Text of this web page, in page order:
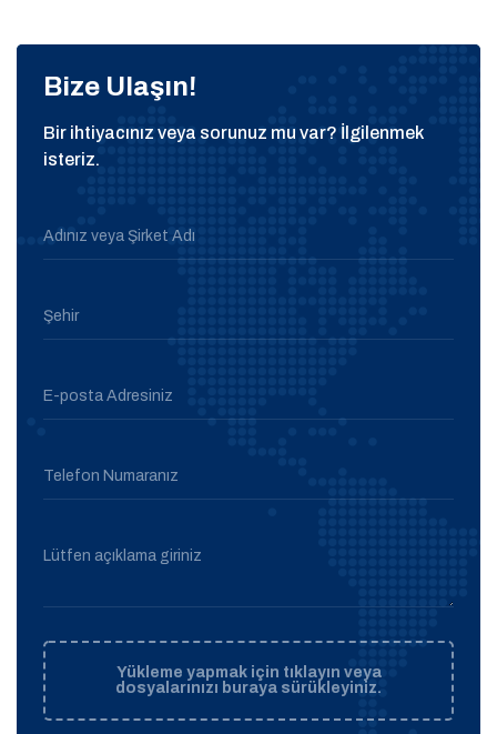
Bize Ulaşın!
Bir ihtiyacınız veya sorunuz mu var? İlgilenmek
isteriz.
Adınız veya Şirket Adı
Şehir
E-posta Adresiniz
Telefon Numaranız
Lütfen açıklama giriniz
Yükleme yapmak için tıklayın veya
dosyalarınızı buraya sürükleyiniz.